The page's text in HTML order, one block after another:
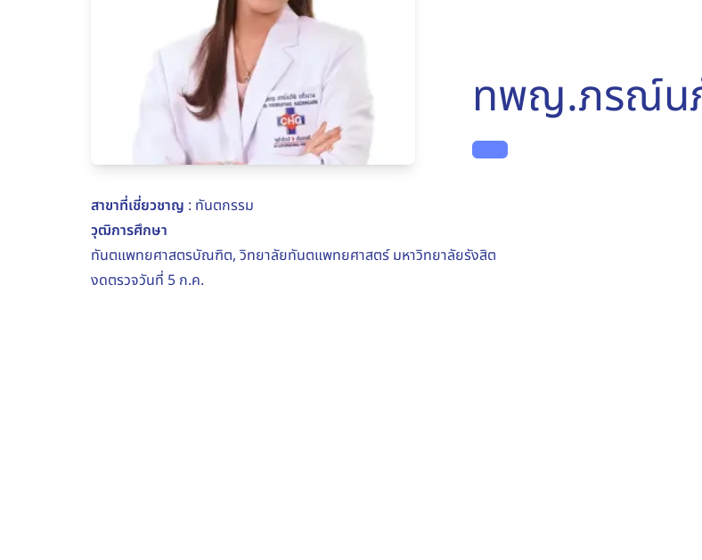
ทพญ.ภรณ์น
สาขาที่เชี่ยวชาญ : ทันตกรรม
วุฒิการศึกษา
ทันตแพทยศาสตรบัณฑิต, วิทยาลัยทันตแพทยศาสตร์ มหาวิทยาลัยรังสิต
งดตรวจวันที่ 5 ก.ค.